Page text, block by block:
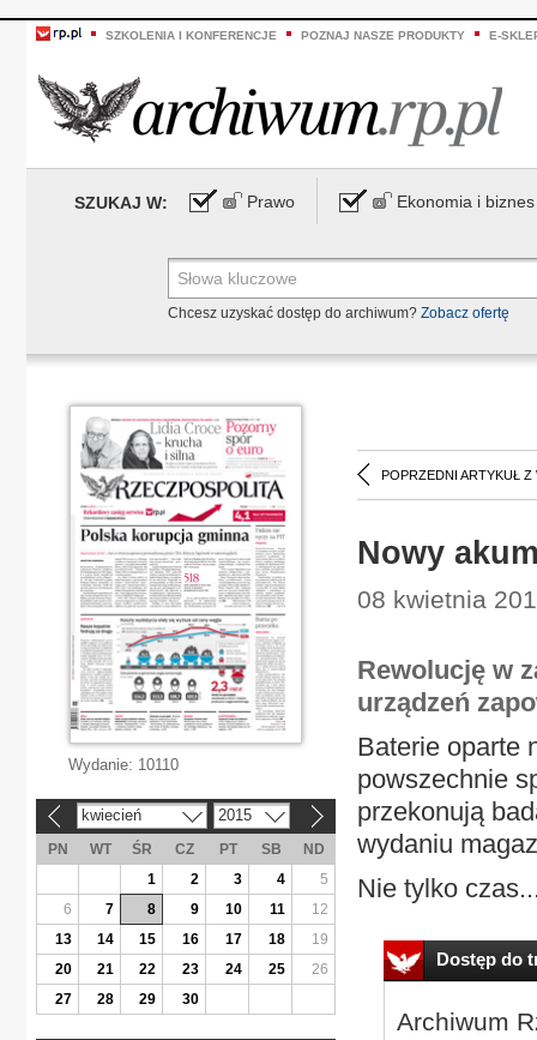
SZKOLENIA I KONFERENCJE POZNAJ NASZE PRODUKTY E-
SZUKAJ W: Prawo Ekonomia i biznes
Chcesz uzyskać dostęp do archiwum? Zobacz ofertę
POPRZEDNI ARTYKUŁ Z
Nowy
08 kwietnia
Rewolucję w
urządzeń
Baterie oparte
powszechnie
przekonują
wydaniu
Nie tylko
Dostęp do
Archiwum
Wydanie: 10110
kwiecień 2015
PN WT ŚR CZ PT SB
ND
1
2 3 4
5
6
7 8 9 10 11
12
13
14 15 16 17 18
19
20
21 22 23 24 25
26
27
28 29 30